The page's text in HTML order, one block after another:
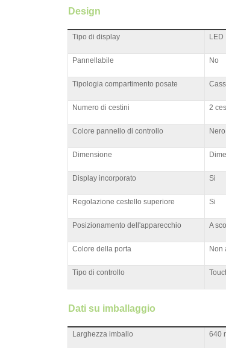
Design
Tipo di display LED
Pannellabile No
Tipologia compartimento posate
Numero di cestini 2
Colore pannello di controllo Nero
Dimensione
Display incorporato Si
Regolazione cestello superiore Si
Posizionamento dell'apparecchio A
Colore della porta Non
Tipo di controllo
Dati su imballaggio
Larghezza imballo 640